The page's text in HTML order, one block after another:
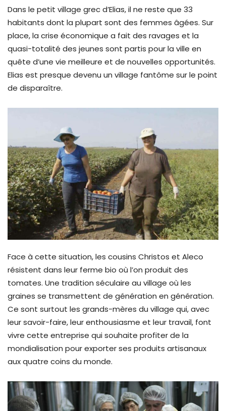
Dans le petit village grec d’Elias, il ne reste que 33
habitants dont la plupart sont des femmes âgées. Sur
place, la crise économique a fait des ravages et la
quasi-totalité des jeunes sont partis pour la ville en
quête d’une vie meilleure et de nouvelles opportunités.
Elias est presque devenu un village fantôme sur le point
de disparaître.
Face à cette situation, les cousins Christos et Aleco
résistent dans leur ferme bio où l’on produit des
tomates. Une tradition séculaire au village où les
graines se transmettent de génération en génération.
Ce sont surtout les grands-mères du village qui, avec
leur savoir-faire, leur enthousiasme et leur travail, font
vivre cette entreprise qui souhaite profiter de la
mondialisation pour exporter ses produits artisanaux
aux quatre coins du monde.